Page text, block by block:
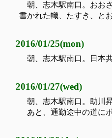
朝、志木駅南口。おお
書かれた幟、たすき、と
2016/01/25(mon)
朝、志木駅南口。日本
2016/01/27(wed)
朝、志木駅南口。助川
あと、通勤途中の道に